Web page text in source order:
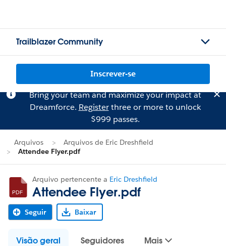
Trailblazer Community
Inscrever-se
Bring your team and maximize your impact at
Dreamforce. Registerthree or more to unlock
$999 passes.
Arquivos
Arquivos de Eric Dreshfield
Attendee Flyer.pdf
Arquivo pertencente a Eric Dreshfield
Attendee Flyer.pdf
Seguir Baixar
Visão geral Seguidores Mais